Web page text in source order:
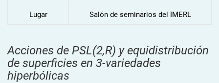
Lugar Salón de seminarios del IMERL
Acciones de PSL(2,R) y equidistribución
de superficies en 3-variedades
hiperbólicas